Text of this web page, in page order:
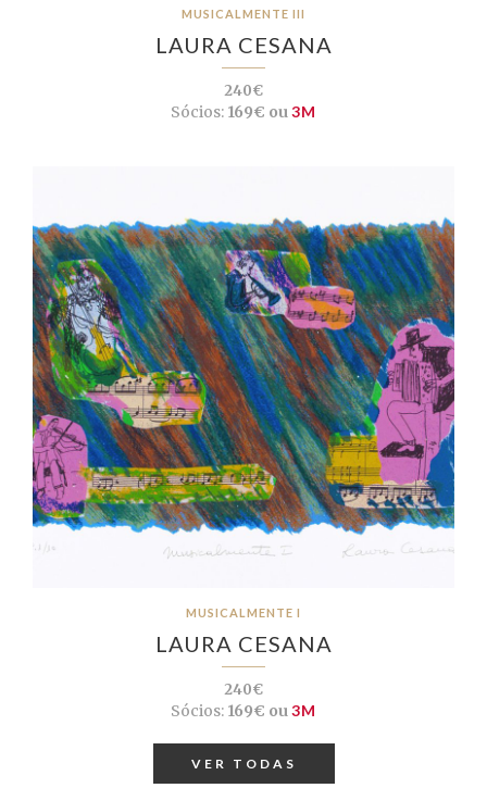
MUSICALMENTE III
LAURA CESANA
240€
Sócios: 169€ ou 3M
MUSICALMENTE I
LAURA CESANA
240€
Sócios: 169€ ou 3M
VER TODAS